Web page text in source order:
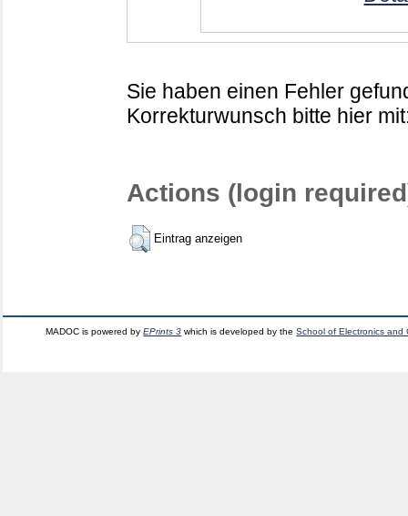
Sie haben einen Fehler
Korrekturwunsch bitte hier
Actions (login
Eintrag anzeigen
MADOC is powered byEPrints 3 which is developed by theSchool of Electronics and